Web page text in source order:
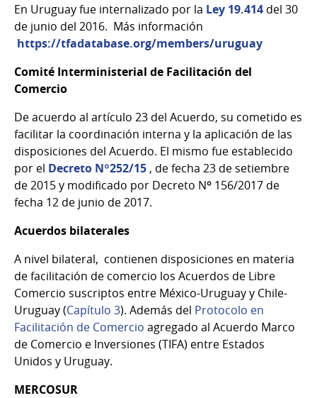
En Uruguay fue internalizado por la Ley 19.414 del 30
de junio del 2016. Más información
https://tfadatabase.org/members/uruguay
Comité Interministerial de Facilitación del
Comercio
De acuerdo al artículo 23 del Acuerdo, su cometido es
facilitar la coordinación interna y la aplicación de las
disposiciones del Acuerdo. El mismo fue establecido
por el Decreto Nº252/15 , de fecha 23 de setiembre
de 2015 y modificado por Decreto Nº 156/2017 de
fecha 12 de junio de 2017.
Acuerdos bilaterales
A nivel bilateral, contienen disposiciones en materia
de facilitación de comercio los Acuerdos de Libre
Comercio suscriptos entre México-Uruguay y Chile-
Uruguay (Capítulo 3). Además del Protocolo en
Facilitación de Comercio agregado al Acuerdo Marco
de Comercio e lnversiones (TIFA) entre Estados
Unidos y Uruguay.
MERCOSUR